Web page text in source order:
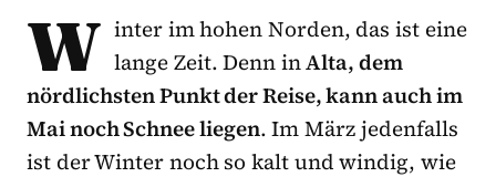
W inter im hohen Norden, das ist eine
lange Zeit. Denn inAlta, dem
nördlichsten Punkt der Reise, kann auch im
Mai noch Schnee liegen. Im März jedenfalls
ist der Winter noch so kalt und windig, wie